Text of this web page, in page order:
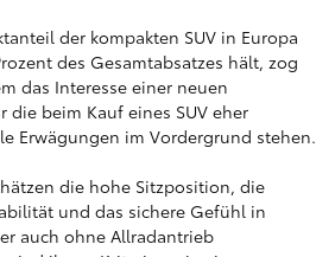
der kompakten SUV in Europa
des Gesamtabsatzes hält, zog
das Interesse einer neuen
beim Kauf eines SUV eher
Erwägungen im Vordergrund stehen.
die hohe Sitzposition, die
und das sichere Gefühl in
auch ohne Allradantrieb